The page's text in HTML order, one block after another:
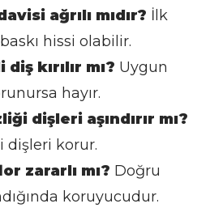
ağrılı mıdır? İlk
hissi olabilir.
kırılır mı? Uygun
hayır.
dişleri aşındırır mı?
dişleri korur.
zararlı mı? Doğru
koruyucudur.